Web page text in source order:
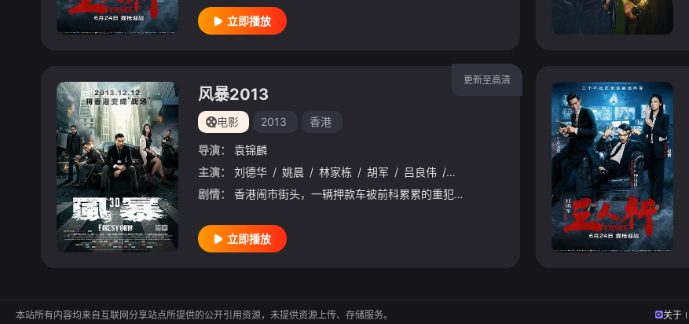
立即播放
更新至高清
风暴2013
电影 2013 香港
导演：
袁锦麟
主演：
刘德华 / 姚晨 / 林家栋 / 胡军 / 吕良伟 / 姜皓文 梁竞徽 / 唐文龙 / 施祖男
剧情：
香港闹市街头，一辆押款车被前科累累的重犯曹楠（胡军 饰）劫持。重案组高级督察吕明哲（刘德华 饰）率队赶往现场，与曹楠一伙发生激烈火拼。谁知危机关头，一辆突然出现的汽车搅乱战局。曹楠趁机逃走，而那辆
立即播放
关于
本站所有内容均来自互联网分享站点所提供的公开引用资源，未提供资源上传、存储服务。